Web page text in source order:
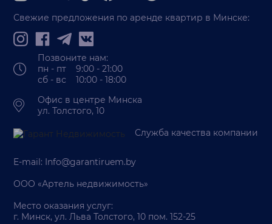
Свежие предложения по аренде квартир в Минске:
Позвоните нам:
пн - пт 9:00 - 21:00
сб - вс 10:00 - 18:00
Офис в центре Минска
ул. Толстого, 10
Служба качества компании
E-mail: Info@garantiruem.by
ООО «Артель недвижимость»
Место оказания услуг:
г. Минск, ул. Льва Толстого, 10 пом. 152-25